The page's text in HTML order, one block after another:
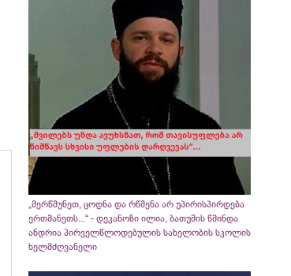
„მერწმუნეთ, ცოდნა და რწმენა არ უპირისპირდება
ერთმანეთს...“ - დეკანოზი ილია, ბათუმის წმინდა
ანდრია პირველწლოდებულის სახელობის სკოლის
ხელმძღვანელი